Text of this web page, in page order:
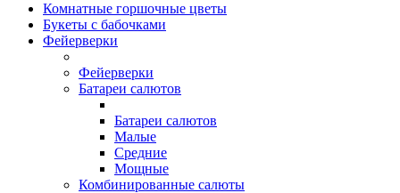
Комнатные горшочные цветы
Букеты с бабочками
Фейерверки
Фейерверки
Батареи салютов
Батареи салютов
Малые
Средние
Мощные
Комбинированные салюты